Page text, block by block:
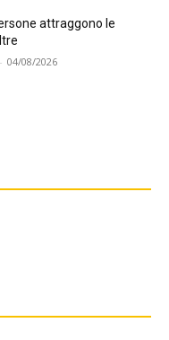
attraggono le
- 04/08/2026